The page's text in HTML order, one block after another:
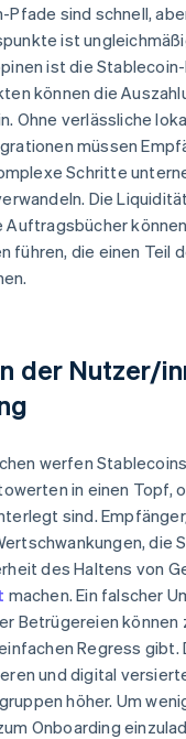
Pfade sind schnell,
ist
ist die
können die
Ohne verlässliche
müssen
Schritte
Die
Auftragsbücher
führen, die einen Teil
der Nutzer/
werfen
in einen Topf,
sind.
die
des Haltens von
machen. Ein falscher
Betrügereien können
Regress
und digital
höher. Um
Onboarding